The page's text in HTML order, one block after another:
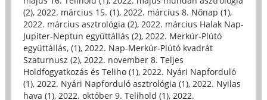
(2), 2022. március 15. (1), 2022. március 8. Nőnap (1),
2022. március asztrológia (2), 2022. március Halak Nap-
Jupiter-Neptun együttállás (2), 2022. Merkúr-Plútó
együttállás, (1), 2022. Nap-Merkúr-Plútó kvadrát
Szaturnusz (2), 2022. november 8. Teljes
Holdfogyatkozás és Teliho (1), 2022. Nyári Napforduló
(1), 2022. Nyári Napforduló asztrológia (1), 2022. Nyilas
hava (1), 2022. október 9. Telihold (1), 2022.